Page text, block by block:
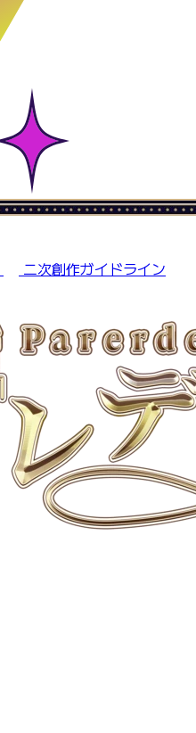
二次創作ガイドライン